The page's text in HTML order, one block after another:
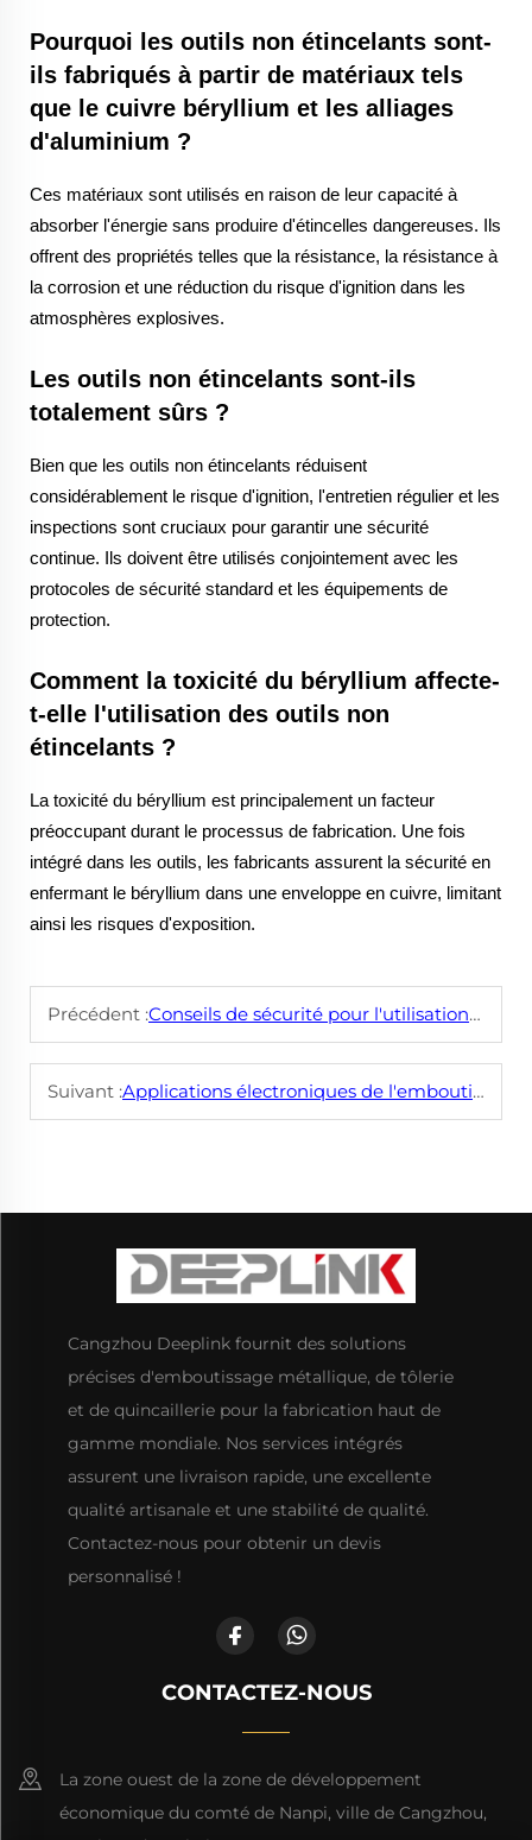
Pourquoi les outils non étincelants sont-
ils fabriqués à partir de matériaux tels
que le cuivre béryllium et les alliages
d'aluminium ?
Ces matériaux sont utilisés en raison de leur capacité à
absorber l'énergie sans produire d'étincelles dangereuses. Ils
offrent des propriétés telles que la résistance, la résistance à
la corrosion et une réduction du risque d'ignition dans les
atmosphères explosives.
Les outils non étincelants sont-ils
totalement sûrs ?
Bien que les outils non étincelants réduisent
considérablement le risque d'ignition, l'entretien régulier et les
inspections sont cruciaux pour garantir une sécurité
continue. Ils doivent être utilisés conjointement avec les
protocoles de sécurité standard et les équipements de
protection.
Comment la toxicité du béryllium affecte-
t-elle l'utilisation des outils non
étincelants ?
La toxicité du béryllium est principalement un facteur
préoccupant durant le processus de fabrication. Une fois
intégré dans les outils, les fabricants assurent la sécurité en
enfermant le béryllium dans une enveloppe en cuivre, limitant
ainsi les risques d'exposition.
Précédent :Conseils de sécurité pour l'utilisation d'un marteau en cuivre ?
Suivant :Applications électroniques de l'emboutissage métallique ?
Cangzhou Deeplink fournit des solutions
précises d'emboutissage métallique, de tôlerie
et de quincaillerie pour la fabrication haut de
gamme mondiale. Nos services intégrés
assurent une livraison rapide, une excellente
qualité artisanale et une stabilité de qualité.
Contactez-nous pour obtenir un devis
personnalisé !
CONTACTEZ-NOUS
La zone ouest de la zone de développement
économique du comté de Nanpi, ville de Cangzhou,